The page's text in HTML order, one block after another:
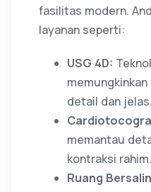
fasilitas modern.
layanan seperti:
USG 4D:
detail dan jelas.
memantau
kontraksi rahim.
Ruang